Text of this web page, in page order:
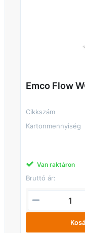
Emco Flow
Cikkszám
Kartonmennyiség
Van raktáron
Bruttó ár: